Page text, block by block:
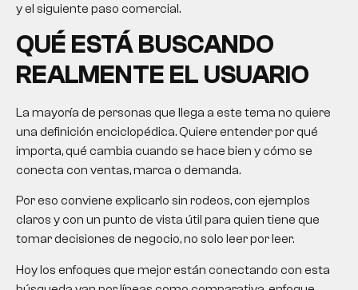
y el siguiente paso comercial.
QUÉ ESTÁ BUSCANDO
REALMENTE EL USUARIO
La mayoría de personas que llega a este tema no quiere
una definición enciclopédica. Quiere entender por qué
importa, qué cambia cuando se hace bien y cómo se
conecta con ventas, marca o demanda.
Por eso conviene explicarlo sin rodeos, con ejemplos
claros y con un punto de vista útil para quien tiene que
tomar decisiones de negocio, no solo leer por leer.
Hoy los enfoques que mejor están conectando con esta